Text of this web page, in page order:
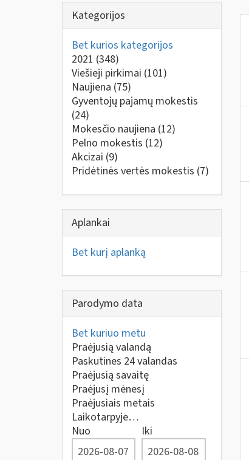
Kategorijos
Bet kurios kategorijos
2021 (348)
Viešieji pirkimai (101)
Naujiena (75)
Gyventojų pajamų mokestis
(24)
Mokesčio naujiena (12)
Pelno mokestis (12)
Akcizai (9)
Pridėtinės vertės mokestis (7)
Aplankai
Bet kurį aplanką
Parodymo data
Bet kuriuo metu
Praėjusią valandą
Paskutines 24 valandas
Praėjusią savaitę
Praėjusį mėnesį
Praėjusiais metais
Laikotarpyje…
Nuo
Iki